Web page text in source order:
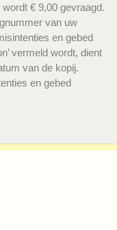
€ 9,00 gevraagd.
van uw
en gebed
vermeld wordt, dient
van de kopij.
en gebed